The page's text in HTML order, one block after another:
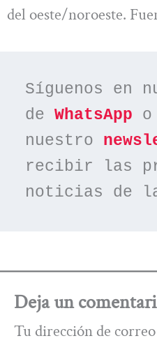
del oeste/noroeste.
Síguenos en
de WhatsApp o
nuestro
recibir las
noticias de la
Deja un
Tu dirección de